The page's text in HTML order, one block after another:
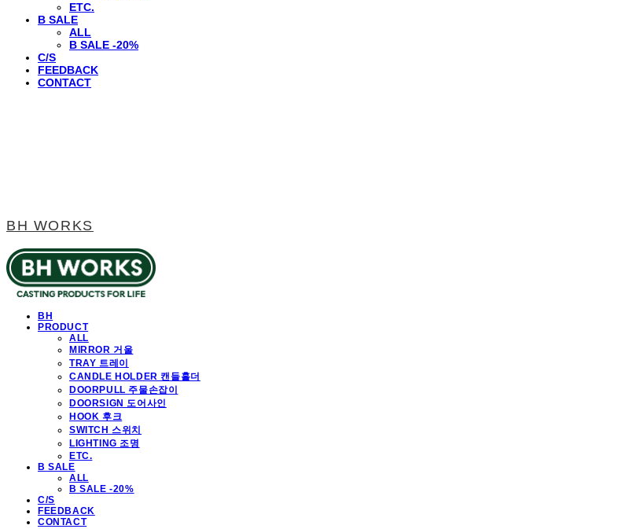
ETC.
B SALE
ALL
B SALE -20%
C/S
FEEDBACK
CONTACT
BH WORKS
BH
PRODUCT
ALL
MIRROR 거울
TRAY 트레이
CANDLE HOLDER 캔들홀더
DOORPULL 주물손잡이
DOORSIGN 도어사인
HOOK 후크
SWITCH 스위치
LIGHTING 조명
ETC.
B SALE
ALL
B SALE -20%
C/S
FEEDBACK
CONTACT